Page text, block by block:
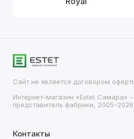
Сайт не является договором
Интернет-магазин «Estet Самара»
представитель фабрики, 2005-2026
Контакты